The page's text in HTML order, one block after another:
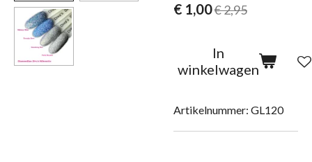
€ 1,00€ 2,95
In
winkelwagen
Artikelnummer: GL120